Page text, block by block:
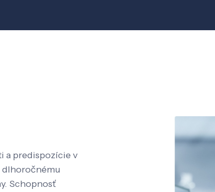
a predispozície v
dlhoročnému
Schopnosť